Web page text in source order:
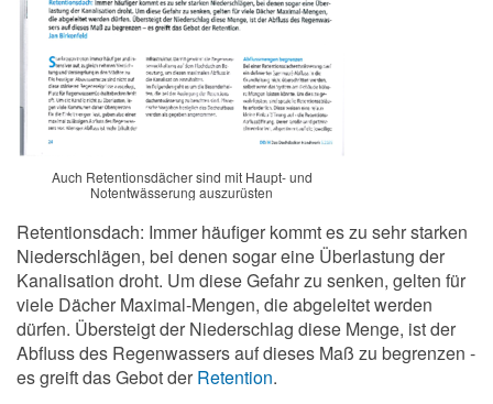
Auch Retentionsdächer sind mit Haupt- und
Notentwässerung auszurüsten
Retentionsdach: Immer häufiger kommt es zu sehr starken
Niederschlägen, bei denen sogar eine Überlastung der
Kanalisation droht. Um diese Gefahr zu senken, gelten für
viele Dächer Maximal-Mengen, die abgeleitet werden
dürfen. Übersteigt der Niederschlag diese Menge, ist der
Abfluss des Regenwassers auf dieses Maß zu begrenzen -
es greift das Gebot der Retention.